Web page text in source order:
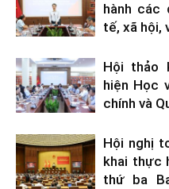
hành các
tế, xã hội,
Hội thảo
hiện Học
chính và
Hội nghị
khai thực
thứ ba